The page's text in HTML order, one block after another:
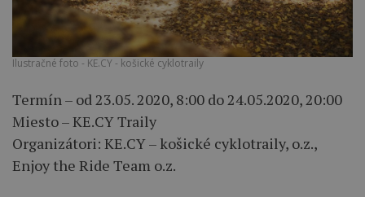
Ilustračné foto - KE.CY - košické cyklotraily
Termín – od 23.05. 2020, 8:00 do 24.05.2020, 20:00
Miesto – KE.CY Traily
Organizátori: KE.CY – košické cyklotraily, o.z.,
Enjoy the Ride Team o.z.